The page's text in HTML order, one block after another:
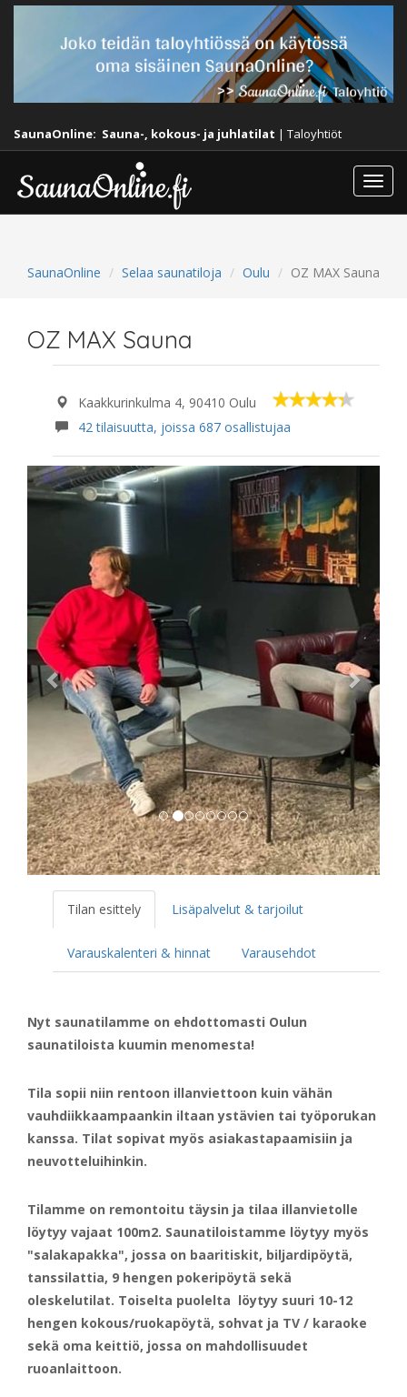
SaunaOnline: Sauna-, kokous- ja juhlatilat | Taloyhtiöt
SaunaOnline Selaa saunatiloja Oulu OZ MAX Sauna
OZ MAX Sauna
Kaakkurinkulma 4, 90410 Oulu
42 tilaisuutta, joissa 687 osallistujaa
Previous
Tilan esittely Lisäpalvelut & tarjoilut
Varauskalenteri & hinnat Varausehdot
Nyt saunatilamme on ehdottomasti Oulun
saunatiloista kuumin menomesta!
Tila sopii niin rentoon illanviettoon kuin vähän
vauhdiikkaampaankin iltaan ystävien tai työporukan
kanssa. Tilat sopivat myös asiakastapaamisiin ja
neuvotteluihinkin.
Tilamme on remontoitu täysin ja tilaa illanvietolle
löytyy vajaat 100m2. Saunatiloistamme löytyy myös
"salakapakka", jossa on baaritiskit, biljardipöytä,
tanssilattia, 9 hengen pokeripöytä sekä
oleskelutilat. Toiselta puolelta löytyy suuri 10-12
hengen kokous/ruokapöytä, sohvat ja TV / karaoke
sekä oma keittiö, jossa on mahdollisuudet
ruoanlaittoon.